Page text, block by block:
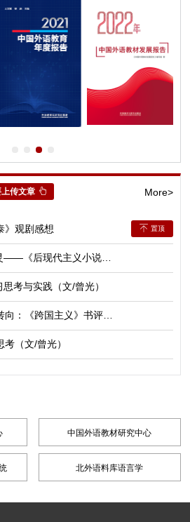
传文章 More>
》观剧感想 置顶
——《后现代主义小说》
考与实践（文/曾光）
向：《跨国主义》书评
（文/曾光）
中国外语教材研究中心
北外语料库语言学